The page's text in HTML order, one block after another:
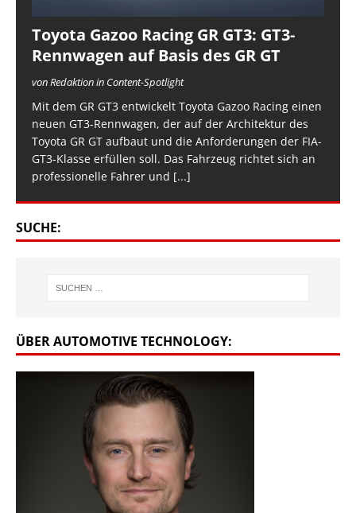
Toyota Gazoo Racing GR GT3: GT3-
Rennwagen auf Basis des GR GT
von Redaktion in Content-Spotlight
Mit dem GR GT3 entwickelt Toyota Gazoo Racing einen
neuen GT3-Rennwagen, der auf der Architektur des
Toyota GR GT aufbaut und die Anforderungen der FIA-
GT3-Klasse erfüllen soll. Das Fahrzeug richtet sich an
professionelle Fahrer und [...]
SUCHE:
ÜBER AUTOMOTIVE TECHNOLOGY: